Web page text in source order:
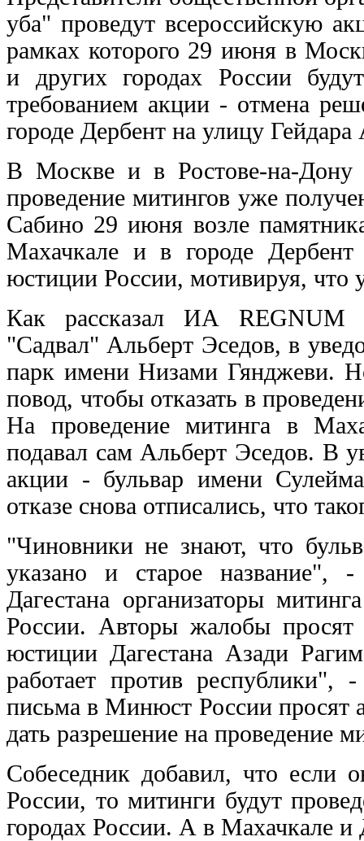
уба" проведут всероссийскую
рамках которого 29 июня в
и других городах России
требованием акции - отмена
городе Дербент на улицу Гейдара
В Москве и в Ростове-на-Дону
проведение митингов уже
Сабино 29 июня возле
Махачкале и в городе Дербент
юстиции России, мотивируя, что
Как рассказал ИА REGNUM
"Садвал" Альберт Эседов, в
парк имени Низами Гянджеви.
повод, чтобы отказать в
На проведение митинга в
подавал сам Альберт Эседов. В
акции - бульвар имени
отказе снова отписались, что
"Чиновники не знают, что
указано и старое название",
Дагестана организаторы
России. Авторы жалобы
юстиции Дагестана Азади
работает против республики",
письма в Минюст России просят
дать разрешение на проведение
Собеседник добавил, что если
России, то митинги будут
городах России. А в Махачкале и